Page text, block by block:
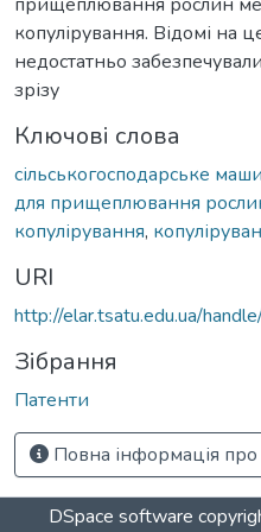
копулірування. Відомі на
недостатньо
зрізу
Ключові слова
сільськогосподарське
для прищеплювання
копулірування,
URI
http://elar.tsatu.edu.ua/
Зібрання
Патенти
Повна інформація
DSpace software